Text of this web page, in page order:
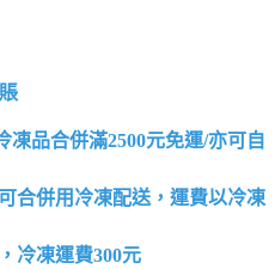
品合併滿2500元免運/亦可自
合併用冷凍配送，運費以冷凍
冷凍運費300元